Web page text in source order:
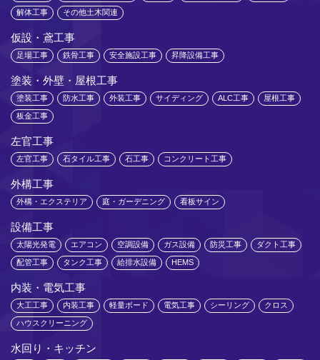
解体工事 その他土木関連
仮設・鳶工事
足場工事 鉄骨工事 安全施設工事 昇降設備工事
塗装・外壁・屋根工事
塗装工事 防水工事 外装工事 サイディング ALC工事 屋根工事
板金工事
左官工事
左官工事 石タイル工事 石工事 コンクリート工事
外構工事
外構・エクステリア 庭・ガーデニング 看板サイン
設備工事
太陽光発電 エアコン 空調設備 ガス設備 防災工事 ダクト工事
配管工事 タンク工事 給排水設備 HEMS
内装・電気工事
大工工事 内装工事 軽量ボード 電気工事 シーリング クロス
ハウスクリーニング
水回り・キッチン